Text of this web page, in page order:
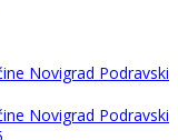
Novigrad Podravski
Novigrad Podravski